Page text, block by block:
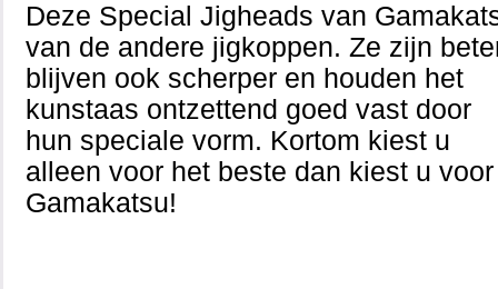
Deze Special Jigheads van
van de andere jigkoppen. Ze zijn
blijven ook scherper en houden het
kunstaas ontzettend goed vast door
hun speciale vorm. Kortom kiest u
alleen voor het beste dan kiest u voor
Gamakatsu!